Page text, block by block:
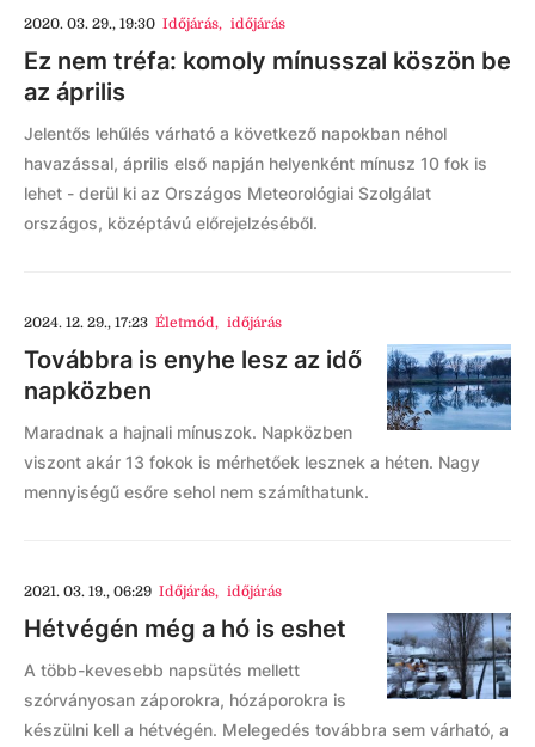
2020. 03. 29., 19:30 Időjárás, időjárás
Ez nem tréfa: komoly mínusszal köszön be
az április
Jelentős lehűlés várható a következő napokban néhol
havazással, április első napján helyenként mínusz 10 fok is
lehet - derül ki az Országos Meteorológiai Szolgálat
országos, középtávú előrejelzéséből.
2024. 12. 29., 17:23 Életmód, időjárás
Továbbra is enyhe lesz az idő
napközben
Maradnak a hajnali mínuszok. Napközben
viszont akár 13 fokok is mérhetőek lesznek a héten. Nagy
mennyiségű esőre sehol nem számíthatunk.
2021. 03. 19., 06:29 Időjárás, időjárás
Hétvégén még a hó is eshet
A több-kevesebb napsütés mellett
szórványosan záporokra, hózáporokra is
készülni kell a hétvégén. Melegedés továbbra sem várható, a